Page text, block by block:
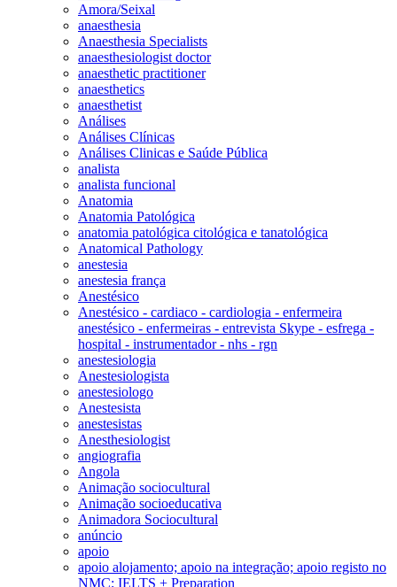
Amora/Seixal
anaesthesia
Anaesthesia Specialists
anaesthesiologist doctor
anaesthetic practitioner
anaesthetics
anaesthetist
Análises
Análises Clínicas
Análises Clinicas e Saúde Pública
analista
analista funcional
Anatomia
Anatomia Patológica
anatomia patológica citológica e tanatológica
Anatomical Pathology
anestesia
anestesia frança
Anestésico
Anestésico - cardiaco - cardiologia - enfermeira
anestésico - enfermeiras - entrevista Skype - esfrega -
hospital - instrumentador - nhs - rgn
anestesiologia
Anestesiologista
anestesiologo
Anestesista
anestesistas
Anesthesiologist
angiografia
Angola
Animação sociocultural
Animação socioeducativa
Animadora Sociocultural
anúncio
apoio
apoio alojamento; apoio na integração; apoio registo no
NMC; IELTS + Preparation